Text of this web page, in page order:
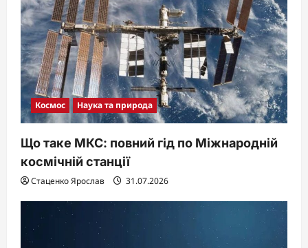
Космос Наука та природа
Що таке МКС: повний гід по Міжнародній
космічній станції
Стаценко Ярослав 31.07.2026